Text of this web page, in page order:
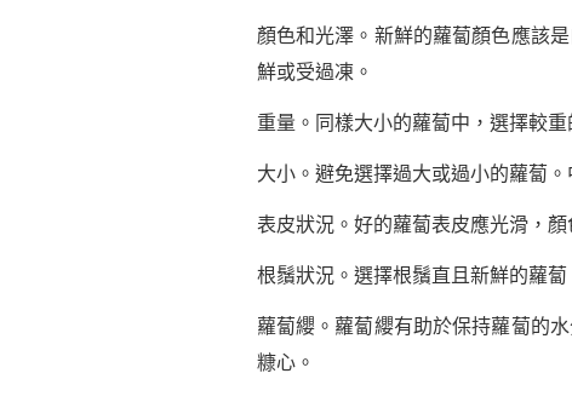
顏色和光澤。新鮮的蘿蔔顏色應該
鮮或受過凍。
重量。同樣大小的蘿蔔中，選擇較
大小。避免選擇過大或過小的蘿蔔
表皮狀況。好的蘿蔔表皮應光滑，
根鬚狀況。選擇根鬚直且新鮮的蘿
蘿蔔纓。蘿蔔纓有助於保持蘿蔔的
糠心。